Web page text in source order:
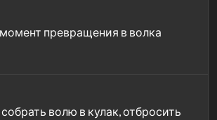
превращения в волка
волю в кулак, отбросить